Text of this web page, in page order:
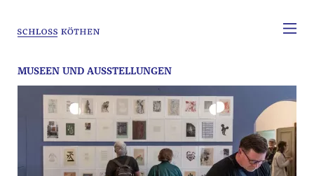
MUSEEN UND AUSSTELLUNGEN